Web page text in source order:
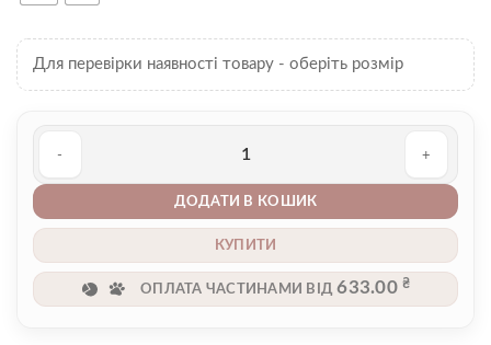
Для перевірки наявності товару - оберіть розмір
ДОДАТИ В КОШИК
КУПИТИ
ОПЛАТА ЧАСТИНАМИ ВІД633.00₴